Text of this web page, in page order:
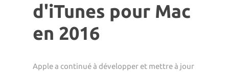
d'iTunes pour Mac
en 2016
Apple a continué à développer et mettre à jour